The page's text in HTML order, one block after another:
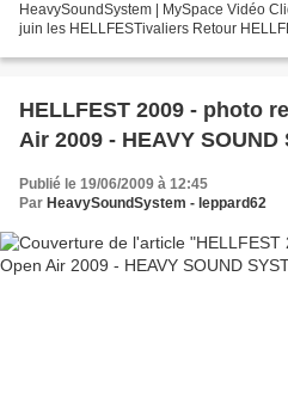
HeavySoundSystem | MySpace Vidéo
juin les HELLFESTivaliers Retour
HELLFEST 2009 - photo
Air 2009 - HEAVY SOUND
Publié le 19/06/2009 à 12:45
Par HeavySoundSystem - leppard62